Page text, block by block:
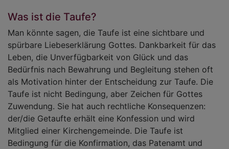
Was ist die Taufe?
Man könnte sagen, die Taufe ist eine sichtbare und
spürbare Liebeserklärung Gottes. Dankbarkeit für das
Leben, die Unverfügbarkeit von Glück und das
Bedürfnis nach Bewahrung und Begleitung stehen oft
als Motivation hinter der Entscheidung zur Taufe. Die
Taufe ist nicht Bedingung, aber Zeichen für Gottes
Zuwendung. Sie hat auch rechtliche Konsequenzen:
der/die Getaufte erhält eine Konfession und wird
Mitglied einer Kirchengemeinde. Die Taufe ist
Bedingung für die Konfirmation, das Patenamt und